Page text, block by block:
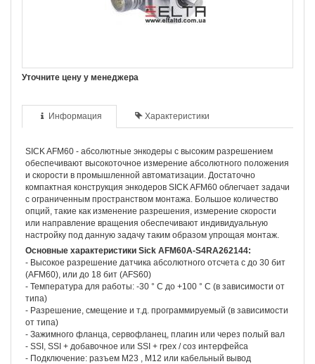
Уточните цену у менеджера
Информация Характеристики
SICK AFM60 - абсолютные энкодеры с высоким разрешением
обеспечивают высокоточное измерение абсолютного положения
и скорости в промышленной автоматизации. Достаточно
компактная конструкция энкодеров SICK AFM60 облегчает задачи
с ограниченным пространством монтажа. Большое количество
опций, такие как изменение разрешения, измерение скорости
или направление вращения обеспечивают индивидуальную
настройку под данную задачу таким образом упрощая монтаж.
Основные характеристики Sick AFM60A-S4RA262144:
- Высокое разрешение датчика абсолютного отсчета с до 30 бит
(AFM60), или до 18 бит (AFS60)
- Температура для работы: -30 ° C до +100 ° C (в зависимости от
типа)
- Разрешение, смещение и т.д. программируемый (в зависимости
от типа)
- Зажимного фланца, сервофланец, плагин или через полый вал
- SSI, SSI + добавочное или SSI + грех / соз интерфейса
- Подключение: разъем М23 , М12 или кабельный вывод